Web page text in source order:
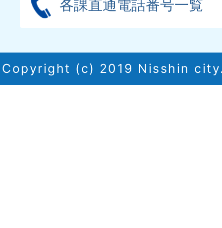
各課直通電話番号一覧
Copyright (c) 2019 Nisshin